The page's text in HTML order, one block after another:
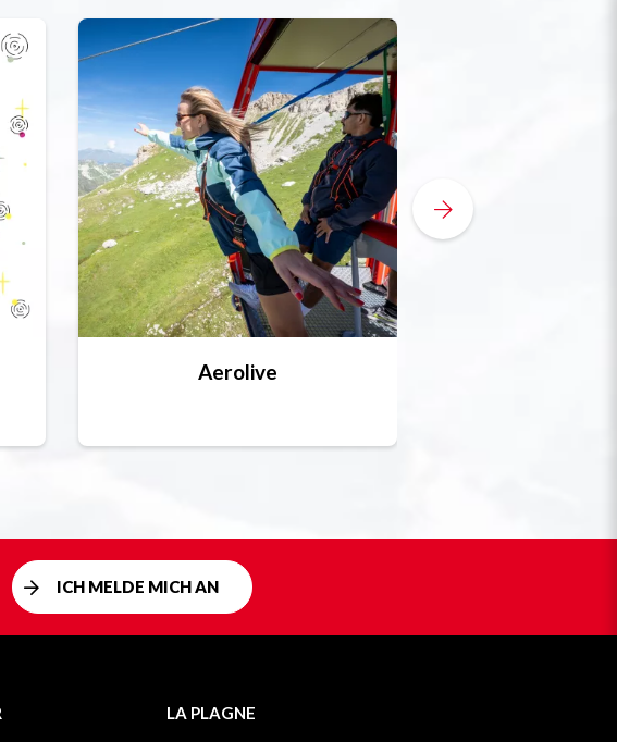
Aerolive
ICH MELDE MICH AN
LA PLAGNE